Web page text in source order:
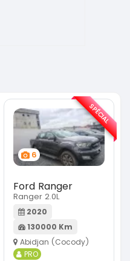
6
Ford Ranger
Ranger 2.0L
2020
130000 Km
Abidjan (Cocody)
PRO
SPÉCIAL